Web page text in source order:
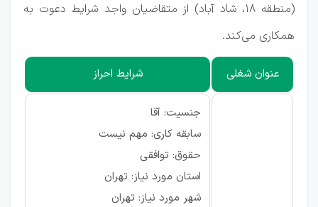
(منطقه ۱۸، شاد آباد) از متقاضیان واجد شرایط دعوت به
همکاری می‌کند.
عنوان شغلی شرایط احراز
جنسیت: آقا
سابقه کاری: مهم نیست
حقوق: توافقی
استان مورد نیاز: تهران
شهر مورد نیاز: تهران